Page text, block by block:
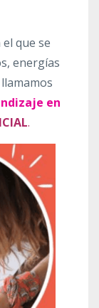
que se
energías
en
.